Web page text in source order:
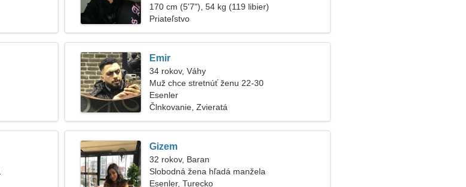
170 cm (5'7"), 54 kg (119 libier)
Priateľstvo
Emir
34 rokov, Váhy
Muž chce stretnúť ženu 22-30
Esenler
Člnkovanie, Zvieratá
Gizem
32 rokov, Baran
Slobodná žena hľadá manžela
Esenler, Turecko